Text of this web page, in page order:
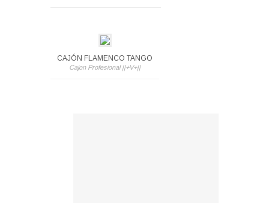
CAJÓN FLAMENCO TANGO
Cajon Profesional ||+V+||